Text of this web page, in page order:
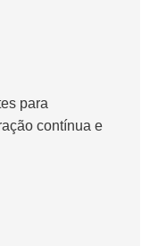
para
contínua e